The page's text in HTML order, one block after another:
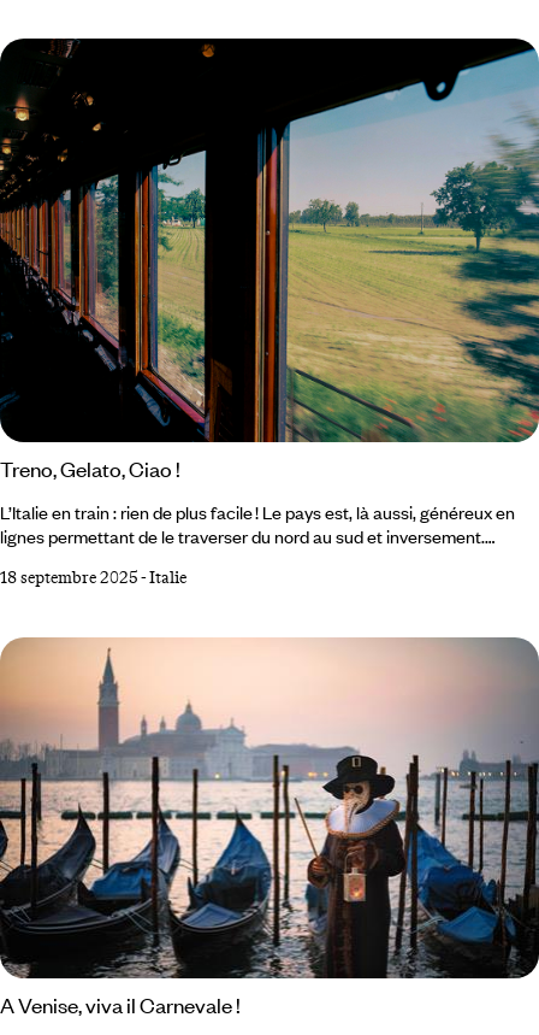
ancien que soi, un mélange de géologie vivante, de mémoire humaine
et de lenteur méditerranéenne.
Treno, Gelato, Ciao !
L’Italie en train : rien de plus facile ! Le pays est, là aussi, généreux en
lignes permettant de le traverser du nord au sud et inversement.
de recommencer. L’épopée glamour de l’Orient-Express a marqué les
voyager in treno en Italie. Et l’âme voyageuse peut aisément voir en ces
trains modernes qui sillonnent le pays autant de tapis volants et
machines à remonter le temps filant vers l’aventure.
18 septembre 2025-Italie
A Venise, viva il Carnevale !